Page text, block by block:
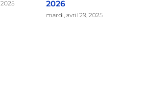
2026
mardi, avril 29, 2025